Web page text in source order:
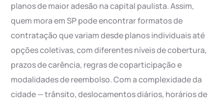
planos de maior adesão na capital paulista. Assim,
quem mora em SP pode encontrar formatos de
contratação que variam desde planos individuais até
opções coletivas, com diferentes níveis de cobertura,
prazos de carência, regras de coparticipação e
modalidades de reembolso. Com a complexidade da
cidade — trânsito, deslocamentos diários, horários de